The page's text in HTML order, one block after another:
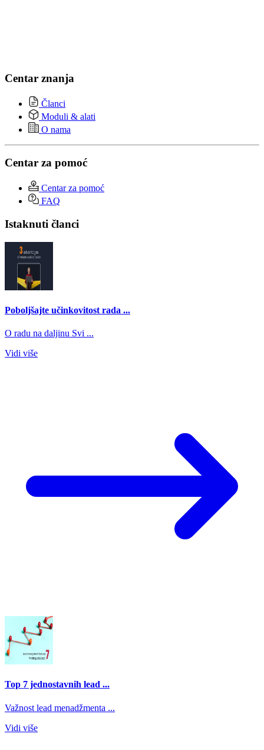
Centar znanja
Članci
Moduli & alati
O nama
Centar za pomoć
Centar za pomoć
FAQ
Istaknuti članci
Poboljšajte učinkovitost rada ...
O radu na daljinu Svi ...
Vidi više
Top 7 jednostavnih lead ...
Važnost lead menadžmenta ...
Vidi više